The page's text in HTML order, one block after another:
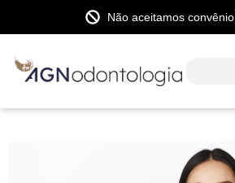
Não aceitamos convênio